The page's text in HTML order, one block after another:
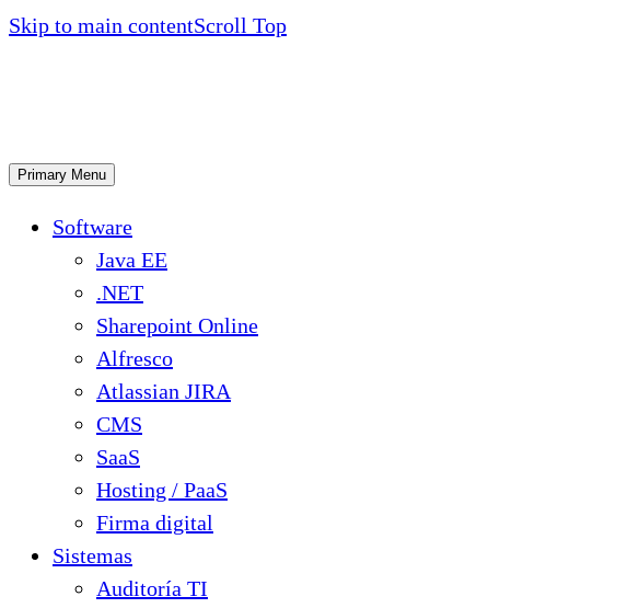
Skip to main contentScroll Top
Primary Menu
Software
Java EE
.NET
Sharepoint Online
Alfresco
Atlassian JIRA
CMS
SaaS
Hosting / PaaS
Firma digital
Sistemas
Auditoría TI